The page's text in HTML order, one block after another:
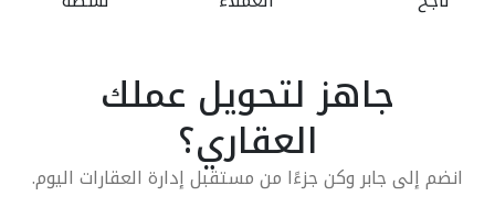
جاهز لتحويل عملك
العقاري؟
انضم إلى جابر وكن جزءًا من مستقبل إدارة العقارات اليوم.